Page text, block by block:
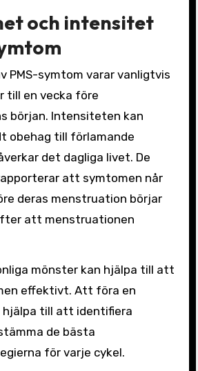
och intensitet
PMS-symtom varar vanligtvis
till en vecka före
början. Intensiteten kan
obehag till förlamande
det dagliga livet. De
att symtomen når
deras menstruation börjar
att menstruationen
mönster kan hjälpa till att
effektivt. Att föra en
hjälpa till att identifiera
de bästa
för varje cykel.